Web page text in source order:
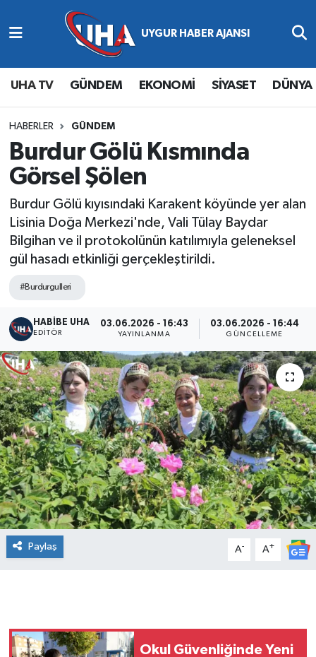
UHA TV GÜNDEM EKONOMİ SİYASET DÜNYA
HABERLER GÜNDEM
Burdur Gölü Kısmında
Görsel Şölen
Burdur Gölü kıyısındaki Karakent köyünde yer alan
Lisinia Doğa Merkezi'nde, Vali Tülay Baydar
Bilgihan ve il protokolünün katılımıyla geleneksel
gül hasadı etkinliği gerçekleştirildi.
#Burdurgulleri
HABİBE UHA
EDITÖR
03.06.2026 - 16:43
YAYINLANMA
03.06.2026 - 16:44
GÜNCELLEME
Paylaş A- A+
Okul Güvenliğinde Yeni
Abone Ol
Gündem
Ekonomi
Magazin
Siyaset
Nöbetçi Eczaneler
Hava Durumu
Namaz Vakitleri
Trafik Durumu
Süper Lig Puan Durumu ve Fikstür
Tüm Manşetler
Son Dakika Haberleri